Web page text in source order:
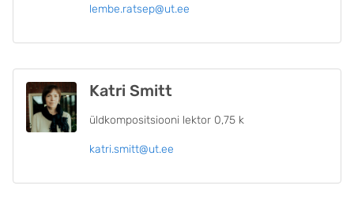
lembe.ratsep@ut.ee
Katri Smitt
üldkompositsiooni lektor 0,75 k
katri.smitt@ut.ee